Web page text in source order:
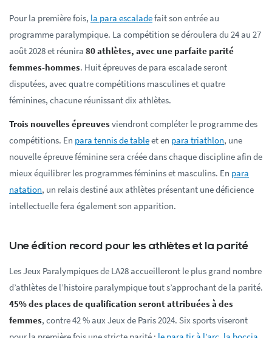
Pour la première fois, la para escaladefait son entrée au
programme paralympique. La compétition se déroulera du 24 au 27
août 2028 et réunira 80 athlètes, avec une parfaite parité
femmes-hommes. Huit épreuves de para escalade seront
disputées, avec quatre compétitions masculines et quatre
féminines, chacune réunissant dix athlètes.
Trois nouvelles épreuvesviendront compléter le programme des
compétitions. En para tennis de tableet en para triathlon, une
nouvelle épreuve féminine sera créée dans chaque discipline afin de
mieux équilibrer les programmes féminins et masculins. En para
natation, un relais destiné aux athlètes présentant une déficience
intellectuelle fera également son apparition.
Une édition record pour les athlètes et la parité
Les Jeux Paralympiques de LA28 accueilleront le plus grand nombre
d’athlètes de l’histoire paralympique tout s’approchant de la parité.
45% des places de qualification seront attribuées à des
femmes, contre 42 % aux Jeux de Paris 2024. Six sports viseront